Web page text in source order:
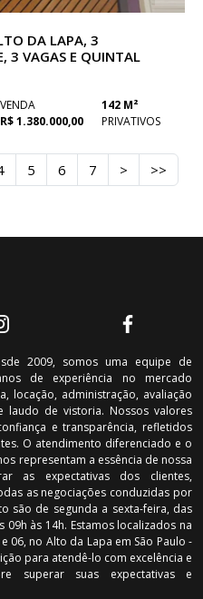
DA LAPA, 3
3 VAGAS E QUINTAL
VENDA
R$ 1.380.000,00
142 M²
PRIVATIVOS
5 6 7 > >>
2009, somos uma equipe de
de experiência no mercado
locação, administração, avaliação
laudo de vistoria. Nossos valores
e transparência, refletidos
O atendimento diferenciado e o
representam a essência de nossa
as expectativas dos clientes,
as negociações conduzidas por
são de segunda a sexta-feira, das
às 14h. Estamos localizados na
06, no Alto da Lapa em São Paulo -
para atendê-lo com excelência e
superar suas expectativas e